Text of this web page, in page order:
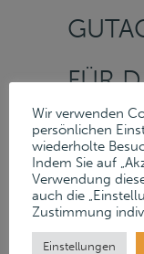
FÜR
VON
Wir verwenden
persönlichen
wiederholte
Indem Sie auf
Verwendung
auch die
Zustimmung
Einstellungen